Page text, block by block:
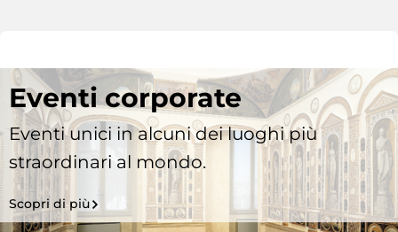
Eventi corporate
Eventi unici in alcuni dei luoghi più
straordinari al mondo.
Scopri di più